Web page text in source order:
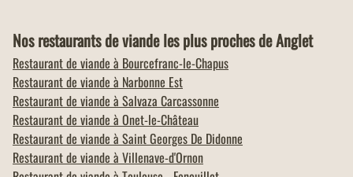
Nos restaurants de viande les plus proches de Anglet
Restaurant de viande à Bourcefranc-le-Chapus
Restaurant de viande à Narbonne Est
Restaurant de viande à Salvaza Carcassonne
Restaurant de viande à Onet-le-Château
Restaurant de viande à Saint Georges De Didonne
Restaurant de viande à Villenave-d'Ornon